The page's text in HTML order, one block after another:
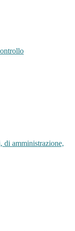
amministrazione,